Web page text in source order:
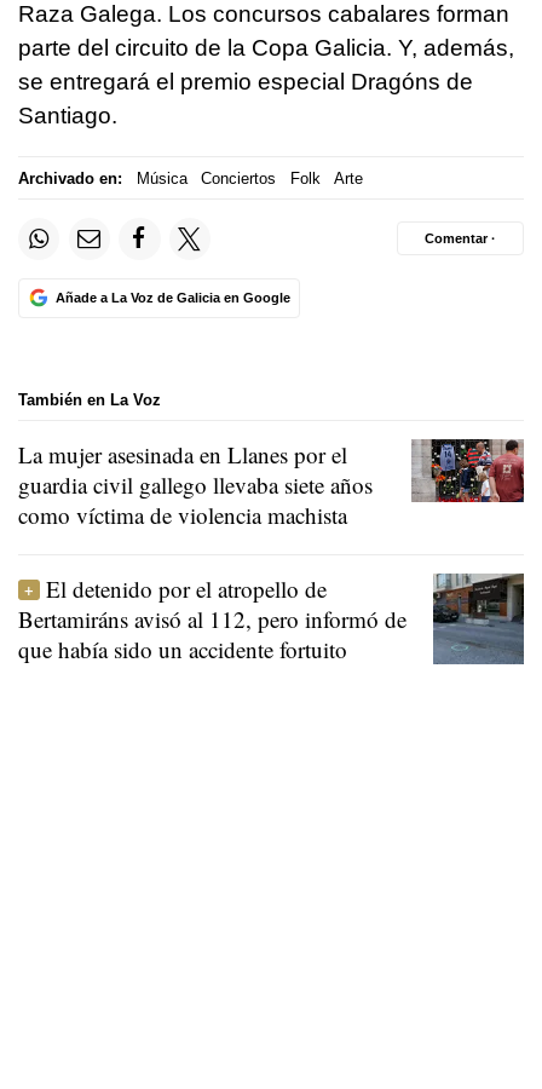
Raza Galega. Los concursos cabalares forman
parte del circuito de la Copa Galicia. Y, además,
se entregará el premio especial Dragóns de
Santiago.
Archivado en: Música Conciertos Folk Arte
Añade a La Voz de Galicia en Google
Comentar ·
También en La Voz
La mujer asesinada en Llanes por el
guardia civil gallego llevaba siete años
como víctima de violencia machista
El detenido por el atropello de
Bertamiráns avisó al 112, pero informó de
que había sido un accidente fortuito